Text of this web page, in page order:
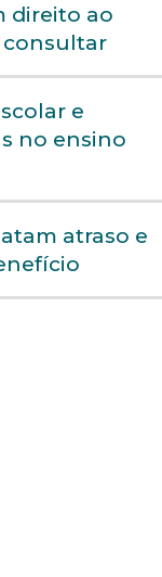
direito ao
consultar
e
no ensino
atraso e